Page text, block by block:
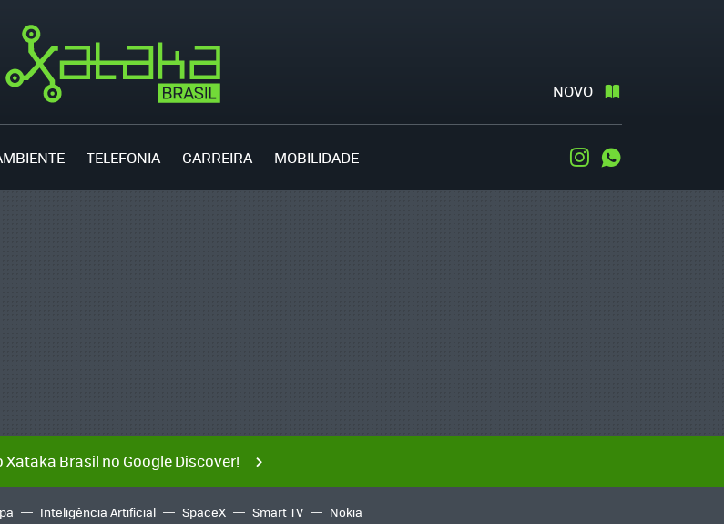
NOVO
TELEFONIA CARREIRA MOBILIDADE Instagram
Xataka Brasil no Google Discover!
Inteligência Artificial SpaceX Smart TV Nokia